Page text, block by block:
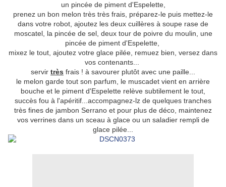
un pincée de piment d'Espelette,
prenez un bon melon très très frais, préparez-le puis mettez-le
dans votre robot, ajoutez les deux cuillères à soupe rase de
moscatel, la pincée de sel, deux tour de poivre du moulin, une
pincée de piment d'Espelette,
mixez le tout, ajoutez votre glace pilée, remuez bien, versez dans
vos contenants...
servir très frais ! à savourer plutôt avec une paille...
le melon garde tout son parfum, le muscadet vient en arrière
bouche et le piment d'Espelette relève subtilement le tout,
succès fou à l'apéritif...accompagnez-lz de quelques tranches
très fines de jambon Serrano et pour plus de déco, maintenez
vos verrines dans un sceau à glace ou un saladier rempli de
glace pilée...